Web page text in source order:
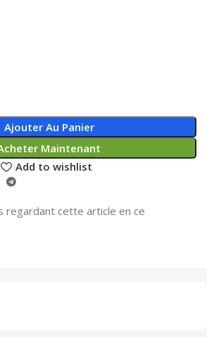
Ajouter Au Panier
Maintenant
Add to wishlist
regardant cette article en ce